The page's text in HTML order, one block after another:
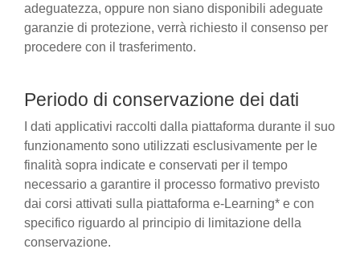
adeguatezza, oppure non siano disponibili adeguate
garanzie di protezione, verrà richiesto il consenso per
procedere con il trasferimento.
Periodo di conservazione dei dati
I dati applicativi raccolti dalla piattaforma durante il suo
funzionamento sono utilizzati esclusivamente per le
finalità sopra indicate e conservati per il tempo
necessario a garantire il processo formativo previsto
dai corsi attivati sulla piattaforma e-Learning* e con
specifico riguardo al principio di limitazione della
conservazione.